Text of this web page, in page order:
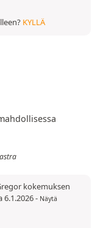
KYLLÄ
kokemuksen
- Näytä